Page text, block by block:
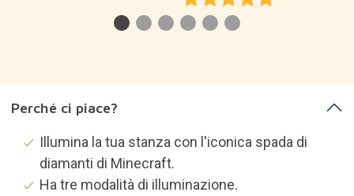
Perché ci piace?
Illumina la tua stanza con l'iconica spada di
diamanti di Minecraft.
Ha tre modalità di illuminazione.